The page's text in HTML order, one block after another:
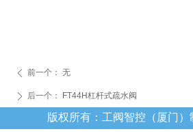
ꄴ 前一个： 无
ꄲ 后一个： FT44H杠杆式疏水阀
版权所有：工阀智控（厦